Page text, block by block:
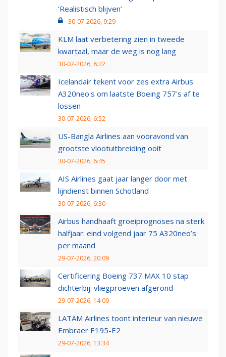
‘Realistisch blijven’
30-07-2026, 9:29
KLM laat verbetering zien in tweede
kwartaal, maar de weg is nog lang
30-07-2026, 8:22
Icelandair tekent voor zes extra Airbus
A320neo's om laatste Boeing 757's af te
lossen
30-07-2026, 6:52
US-Bangla Airlines aan vooravond van
grootste vlootuitbreiding ooit
30-07-2026, 6:45
AIS Airlines gaat jaar langer door met
lijndienst binnen Schotland
30-07-2026, 6:30
Airbus handhaaft groeiprognoses na sterk
halfjaar: eind volgend jaar 75 A320neo’s
per maand
29-07-2026, 20:09
Certificering Boeing 737 MAX 10 stap
dichterbij: vliegproeven afgerond
29-07-2026, 14:09
LATAM Airlines toont interieur van nieuwe
Embraer E195-E2
29-07-2026, 13:34